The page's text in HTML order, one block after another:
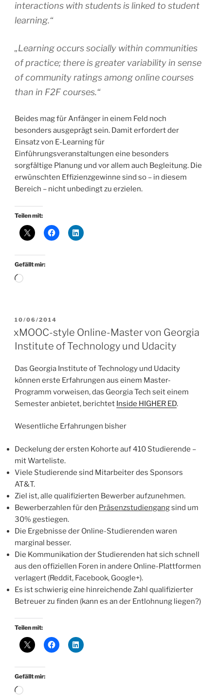
interactions with students is linked to student
learning.“
„Learning occurs socially within communities
of practice; there is greater variability in sense
of community ratings among online courses
than in F2F courses.“
Beides mag für Anfänger in einem Feld noch
besonders ausgeprägt sein. Damit erfordert der
Einsatz von E-Learning für
Einführungsveranstaltungen eine besonders
sorgfältige Planung und vor allem auch Begleitung. Die
erwünschten Effizienzgewinne sind so – in diesem
Bereich – nicht unbedingt zu erzielen.
Teilen mit:
Gefällt mir:
Wird
VERÖFFENTLICHT
AM
10/06/2014
xMOOC-style Online-Master von Georgia
Institute of Technology und Udacity
Das Georgia Institute of Technology und Udacity
können erste Erfahrungen aus einem Master-
Programm vorweisen, das Georgia Tech seit einem
Semester anbietet, berichtet Inside HIGHER ED.
Wesentliche Erfahrungen bisher
Deckelung der ersten Kohorte auf 410 Studierende –
mit Warteliste.
Viele Studierende sind Mitarbeiter des Sponsors
AT&T.
Ziel ist, alle qualifizierten Bewerber aufzunehmen.
Bewerberzahlen für den Präsenzstudiengangsind um
30% gestiegen.
Die Ergebnisse der Online-Studierenden waren
marginal besser.
Die Kommunikation der Studierenden hat sich schnell
aus den offiziellen Foren in andere Online-Plattformen
verlagert (Reddit, Facebook, Google+).
Es ist schwierig eine hinreichende Zahl qualifizierter
Betreuer zu finden (kann es an der Entlohnung liegen?)
Teilen mit:
Gefällt mir:
Wird